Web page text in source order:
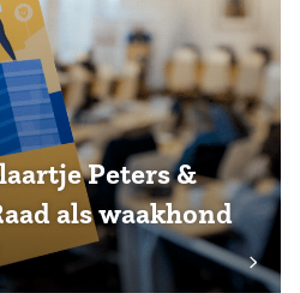
Peters &
als waakhond